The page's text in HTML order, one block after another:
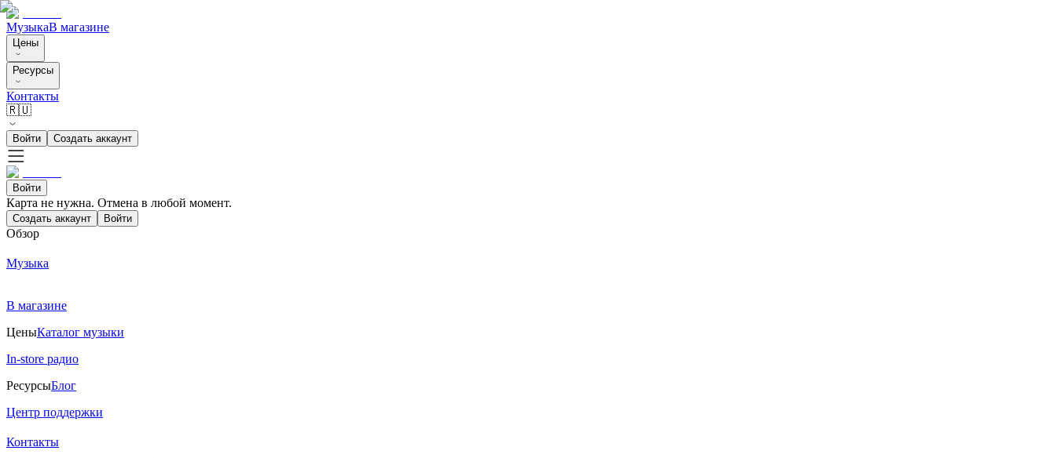
МузыкаВ магазине
Цены
Ресурсы
Контакты
🇷🇺
Войти Создать аккаунт
Войти
Карта не нужна. Отмена в любой момент.
Создать аккаунт Войти
Обзор
Музыка
В магазине
ЦеныКаталог музыки
In-store радио
РесурсыБлог
Центр поддержки
Контакты